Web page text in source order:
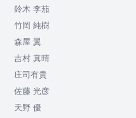
鈴木 李茄
竹岡 純樹
森屋 翼
吉村 真晴
庄司有貴
佐藤 光彦
天野 優